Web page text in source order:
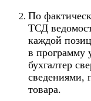
По
ТСД
каждой
в программу
бухгалтер
сведениями,
товара.